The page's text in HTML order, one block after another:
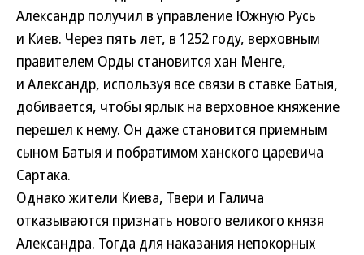
Александр получил в управление Южную Русь
и Киев. Через пять лет, в 1252 году, верховным
правителем Орды становится хан Менге,
и Александр, используя все связи в ставке Батыя,
добивается, чтобы ярлык на верховное княжение
перешел к нему. Он даже становится приемным
сыном Батыя и побратимом ханского царевича
Сартака.
Однако жители Киева, Твери и Галича
отказываются признать нового великого князя
Александра. Тогда для наказания непокорных